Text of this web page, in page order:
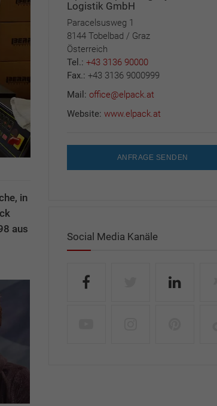
in
aus
Logistik GmbH
Paracelsusweg 1
8144 Tobelbad / Graz
Österreich
Tel.: +43 3136 90000
Fax.: +43 3136 9000999
Mail: office@elpack.at
Website: www.elpack.at
ANFRAGE SENDEN
Social Media Kanäle